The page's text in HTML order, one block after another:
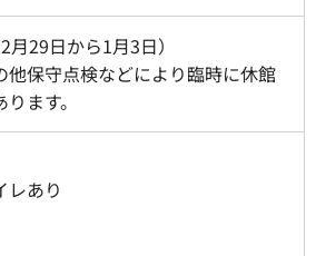
29日から1月3日）
他保守点検などにより臨時に休館
ます。
レあり